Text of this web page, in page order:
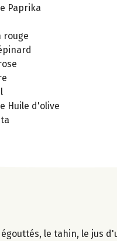
Paprika
rouge
Huile d'olive
le tahin, le jus